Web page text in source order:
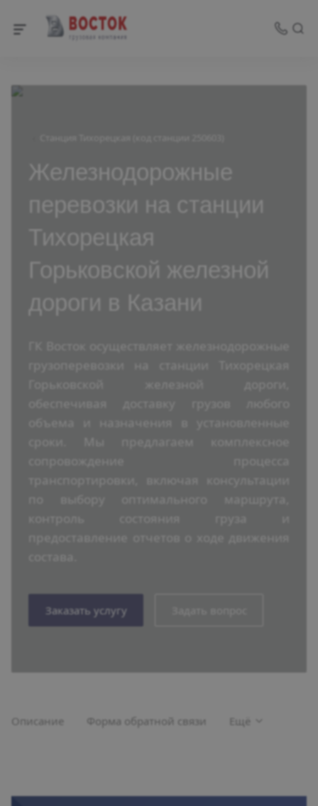
Железнодорожные
перевозки на станции
Тихорецкая
Горьковской железной
дороги в Казани
ГК Восток осуществляет железнодорожные
грузоперевозки на станции Тихорецкая
Горьковской железной дороги,
сроки. Мы предлагаем комплексное
сопровождение процесса
предоставление отчетов о ходе движения
Заказать услугу
Описание Форма обратной связи Ещё